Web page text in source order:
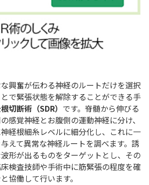
興奮が伝わる神経のルートだけを選択
で緊張状態を解除することができる手
切断術（SDR） です。脊髄から伸びる
感覚神経とお腹側の運動神経に分け、
経根細糸レベルに細分化し、これに一
えて異常な神経ルートを調べます。誘
形が出るものをターゲットとし、その
検査技師や手術中に筋緊張の程度を確
協働して行います。